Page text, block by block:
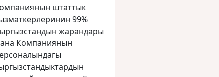
штаттык
99%
жарандары
Компаниянын